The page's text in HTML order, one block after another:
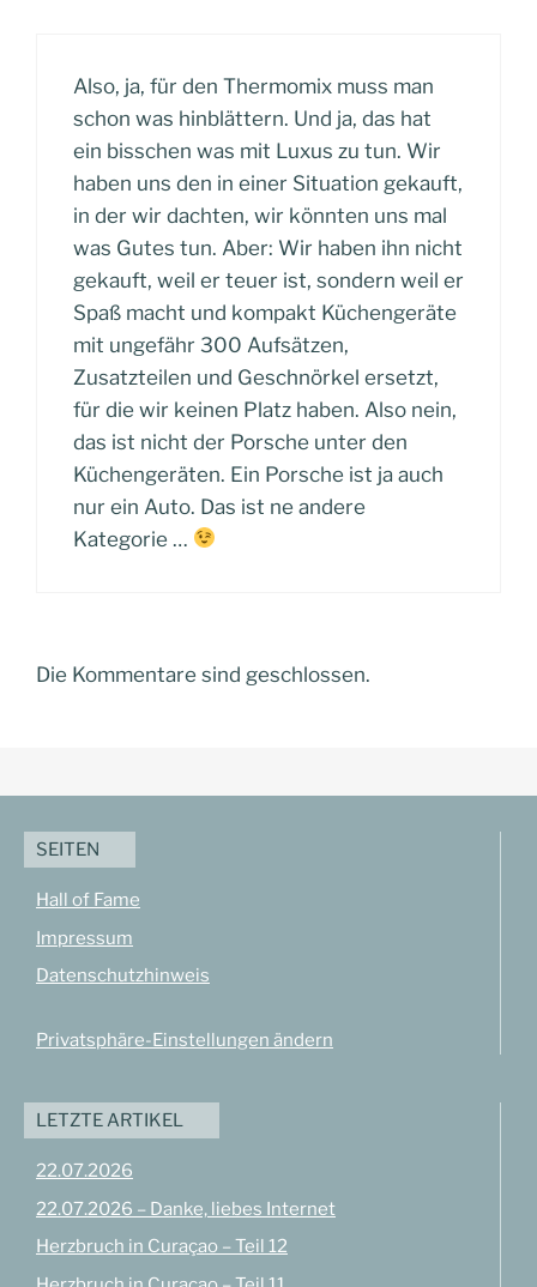
Also, ja, für den Thermomix muss man
schon was hinblättern. Und ja, das hat
ein bisschen was mit Luxus zu tun. Wir
haben uns den in einer Situation gekauft,
in der wir dachten, wir könnten uns mal
was Gutes tun. Aber: Wir haben ihn nicht
gekauft, weil er teuer ist, sondern weil er
Spaß macht und kompakt Küchengeräte
mit ungefähr 300 Aufsätzen,
Zusatzteilen und Geschnörkel ersetzt,
für die wir keinen Platz haben. Also nein,
das ist nicht der Porsche unter den
Küchengeräten. Ein Porsche ist ja auch
nur ein Auto. Das ist ne andere
Kategorie …
Die Kommentare sind geschlossen.
SEITEN
Hall of Fame
Impressum
Datenschutzhinweis
Privatsphäre-Einstellungen ändern
LETZTE ARTIKEL
22.07.2026
22.07.2026 – Danke, liebes Internet
Herzbruch in Curaçao – Teil 12